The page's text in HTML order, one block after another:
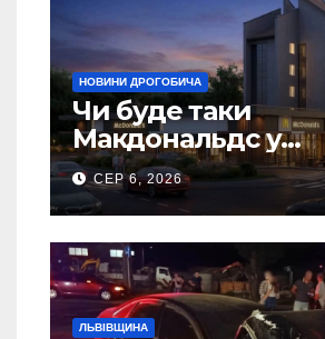
НОВИНИ ДРОГОБИЧА
Чи буде таки
Макдональдс у
Дрогобичі? (Фото)
СЕР 6, 2026
ЛЬВІВЩИНА